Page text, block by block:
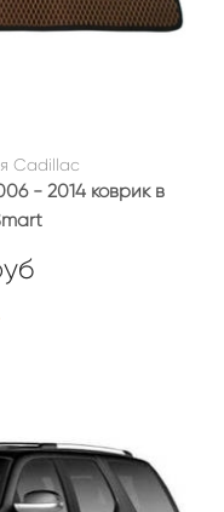
Cadillac
- 2014 коврик в